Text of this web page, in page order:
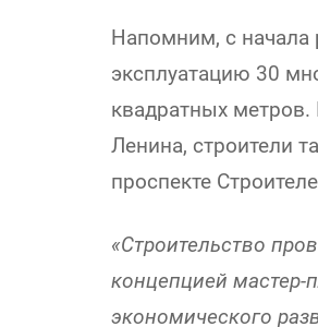
Напомним, с начала
эксплуатацию 30
квадратных
Ленина, строители
проспекте
«Строительство
концепцией мастер-
экономического